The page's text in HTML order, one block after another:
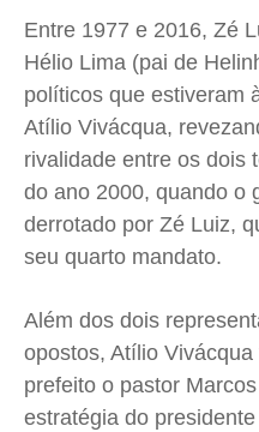
Entre 1977 e 2016, Zé
Hélio Lima (pai de
políticos que estiveram
Atílio Vivácqua,
rivalidade entre os dois
do ano 2000, quando o
derrotado por Zé Luiz,
seu quarto mandato.
Além dos dois
opostos, Atílio
prefeito o pastor
estratégia do